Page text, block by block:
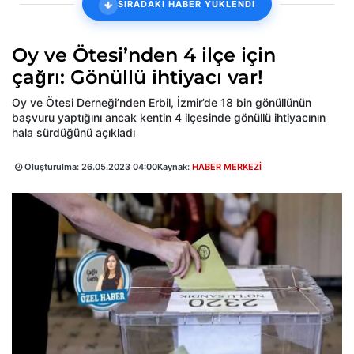
SIRADAKİ HABER YÜKLENDİ
Oy ve Ötesi’nden 4 ilçe için
çağrı: Gönüllü ihtiyacı var!
Oy ve Ötesi Derneği’nden Erbil, İzmir’de 18 bin gönüllünün
başvuru yaptığını ancak kentin 4 ilçesinde gönüllü ihtiyacının
hala sürdüğünü açıkladı
Oluşturulma: 26.05.2023 04:00Kaynak: HABER MERKEZİ